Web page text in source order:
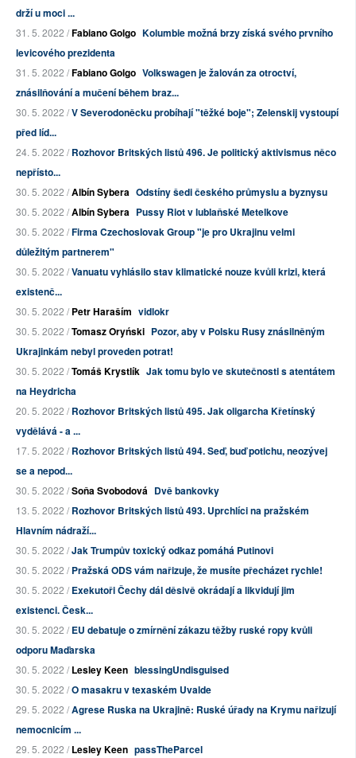
drží u moci ...
31. 5. 2022 /Fabiano Golgo Kolumbie možná brzy získá svého prvního
levicového prezidenta
31. 5. 2022 /Fabiano Golgo Volkswagen je žalován za otroctví,
znásilňování a mučení během braz...
30. 5. 2022 /V Severodoněcku probíhají "těžké boje"; Zelenskij vystoupí
před líd...
24. 5. 2022 /Rozhovor Britských listů 496. Je politický aktivismus něco
nepřísto...
30. 5. 2022 /Albín Sybera Odstíny šedi českého průmyslu a byznysu
30. 5. 2022 /Albín Sybera Pussy Riot v lublaňské Metelkove
30. 5. 2022 /Firma Czechoslovak Group "je pro Ukrajinu velmi
důležitým partnerem"
30. 5. 2022 /Vanuatu vyhlásilo stav klimatické nouze kvůli krizi, která
existenč...
30. 5. 2022 /Petr Haraším vidlokr
30. 5. 2022 /Tomasz Oryński Pozor, aby v Polsku Rusy znásilněným
Ukrajinkám nebyl proveden potrat!
30. 5. 2022 /Tomáš Krystlík Jak tomu bylo ve skutečnosti s atentátem
na Heydricha
20. 5. 2022 /Rozhovor Britských listů 495. Jak oligarcha Křetínský
vydělává - a ...
17. 5. 2022 /Rozhovor Britských listů 494. Seď, buď potichu, neozývej
se a nepod...
30. 5. 2022 /Soňa Svobodová Dvě bankovky
13. 5. 2022 /Rozhovor Britských listů 493. Uprchlíci na pražském
Hlavním nádraží...
30. 5. 2022 /Jak Trumpův toxický odkaz pomáhá Putinovi
30. 5. 2022 /Pražská ODS vám nařizuje, že musíte přecházet rychle!
30. 5. 2022 /Exekutoři Čechy dál děsivě okrádají a likvidují jim
existenci. Česk...
30. 5. 2022 /EU debatuje o zmírnění zákazu těžby ruské ropy kvůli
odporu Maďarska
30. 5. 2022 /Lesley Keen blessingUndisguised
30. 5. 2022 /O masakru v texaském Uvalde
29. 5. 2022 /Agrese Ruska na Ukrajině: Ruské úřady na Krymu nařizují
nemocnicím ...
29. 5. 2022 /Lesley Keen passTheParcel